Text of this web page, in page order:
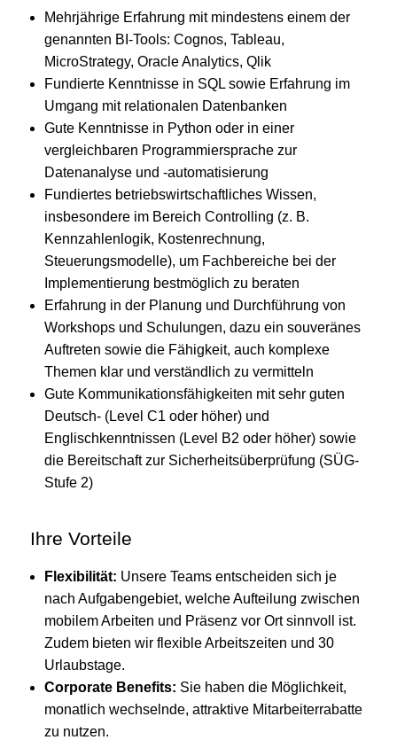
Mehrjährige Erfahrung mit mindestens einem der
genannten BI-Tools: Cognos, Tableau,
MicroStrategy, Oracle Analytics, Qlik
Fundierte Kenntnisse in SQL sowie Erfahrung im
Umgang mit relationalen Datenbanken
Gute Kenntnisse in Python oder in einer
vergleichbaren Programmiersprache zur
Datenanalyse und -automatisierung
Fundiertes betriebswirtschaftliches Wissen,
insbesondere im Bereich Controlling (z. B.
Kennzahlenlogik, Kostenrechnung,
Steuerungsmodelle), um Fachbereiche bei der
Implementierung bestmöglich zu beraten
Erfahrung in der Planung und Durchführung von
Workshops und Schulungen, dazu ein souveränes
Auftreten sowie die Fähigkeit, auch komplexe
Themen klar und verständlich zu vermitteln
Gute Kommunikationsfähigkeiten mit sehr guten
Deutsch- (Level C1 oder höher) und
Englischkenntnissen (Level B2 oder höher) sowie
die Bereitschaft zur Sicherheitsüberprüfung (SÜG-
Stufe 2)
Ihre Vorteile
Flexibilität: Unsere Teams entscheiden sich je
nach Aufgabengebiet, welche Aufteilung zwischen
mobilem Arbeiten und Präsenz vor Ort sinnvoll ist.
Zudem bieten wir flexible Arbeitszeiten und 30
Urlaubstage.
Corporate Benefits: Sie haben die Möglichkeit,
monatlich wechselnde, attraktive Mitarbeiterrabatte
zu nutzen.